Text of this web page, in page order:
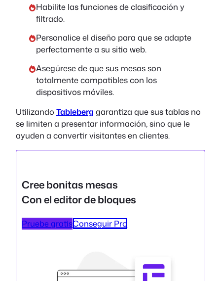
Habilite las funciones de clasificación y
filtrado.
Personalice el diseño para que se adapte
perfectamente a su sitio web.
Asegúrese de que sus mesas son
totalmente compatibles con los
dispositivos móviles.
Utilizando Tableberg garantiza que sus tablas no
se limiten a presentar información, sino que le
ayuden a convertir visitantes en clientes.
Cree bonitas mesas
Con el editor de bloques
Pruebe gratisConseguir Pro